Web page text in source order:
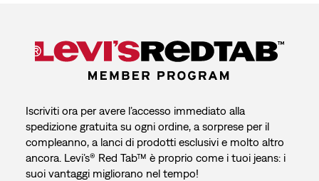
Iscriviti ora per avere l’accesso immediato alla
spedizione gratuita su ogni ordine, a sorprese per il
compleanno, a lanci di prodotti esclusivi e molto altro
ancora. Levi’s® Red Tab™ è proprio come i tuoi jeans: i
suoi vantaggi migliorano nel tempo!